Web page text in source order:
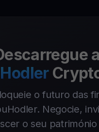
o futuro das
Negocie,
o seu